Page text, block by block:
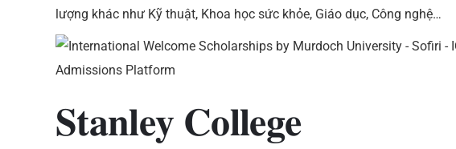
lượng khác như Kỹ thuật, Khoa học sức khỏe, Giáo dục, Công nghệ…
𝐒𝐭𝐚𝐧𝐥𝐞𝐲 𝐂𝐨𝐥𝐥𝐞𝐠𝐞